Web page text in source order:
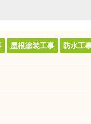
屋根塗装工事 防水工